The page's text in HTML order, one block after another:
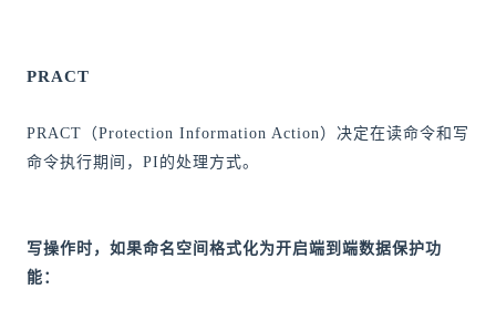
PRACT
PRACT（Protection Information Action）决定在读命令和写
命令执行期间，PI的处理方式。
写操作时，如果命名空间格式化为开启端到端数据保护功
能：